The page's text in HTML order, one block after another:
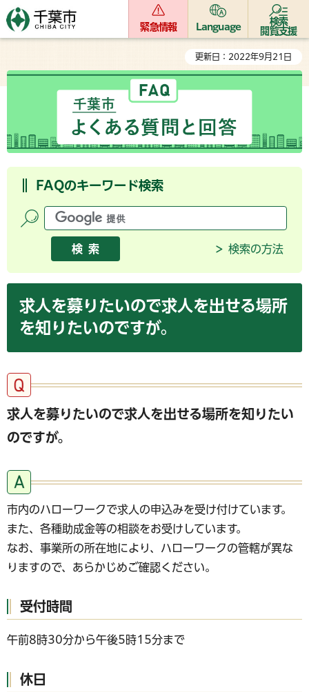
緊急情報 Language
検索
閲覧支援
更新日：2022年9月21日
FAQのキーワード検索
検索の方法
求人を募りたいので求人を出せる場所
を知りたいのですが。
求人を募りたいので求人を出せる場所を知りたい
のですが。
市内のハローワークで求人の申込みを受け付けています。
また、各種助成金等の相談をお受けしています。
なお、事業所の所在地により、ハローワークの管轄が異な
りますので、あらかじめご確認ください。
受付時間
午前8時30分から午後5時15分まで
休日